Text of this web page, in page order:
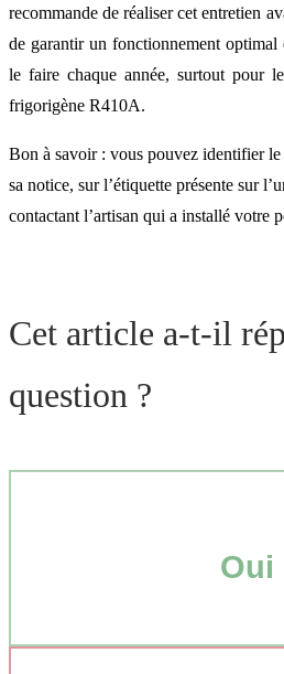
recommande de réaliser cet entretien
de garantir un fonctionnement
le faire chaque année, surtout pour
frigorigène R410A.
Bon à savoir : vous pouvez identifier
sa notice, sur l’étiquette présente sur
contactant l’artisan qui a installé votre
Cet article a-t-il
question ?
Oui